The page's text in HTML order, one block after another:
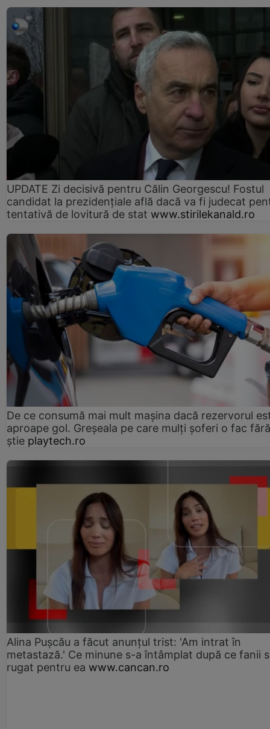
UPDATE Zi decisivă pentru Călin Georgescu! Fostul
candidat la prezidențiale află dacă va fi judecat
tentativă de lovitură de stat www.stirilekanald.ro
De ce consumă mai mult mașina dacă rezervorul
aproape gol. Greșeala pe care mulți șoferi o fac
știe playtech.ro
Alina Pușcău a făcut anunțul trist: 'Am intrat în
metastază.' Ce minune s-a întâmplat după ce fanii
rugat pentru ea www.cancan.ro